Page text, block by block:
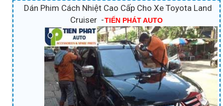
Dán Phim Cách Nhiệt Cao Cấp Cho Xe Toyota Land
Cruiser -TIẾN PHÁT AUTO